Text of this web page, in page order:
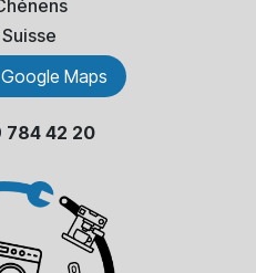
Maps
784 42 20